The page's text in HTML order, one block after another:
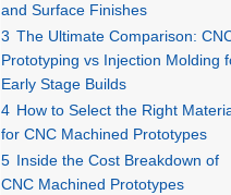
and Surface Finishes
3 The Ultimate Comparison:
Prototyping vs Injection Molding
Early Stage Builds
4 How to Select the Right
for CNC Machined Prototypes
5 Inside the Cost Breakdown of
CNC Machined Prototypes